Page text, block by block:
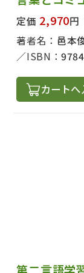
定価 2,970円
著者名： 邑本
ISBN：
カートへ